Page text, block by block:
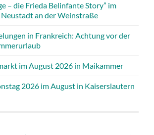
– die Frieda Belinfante Story” im
an der Weinstraße
in Frankreich: Achtung vor der
im August 2026 in Maikammer
2026 im August in Kaiserslautern